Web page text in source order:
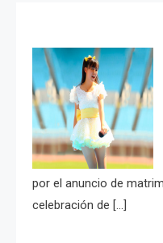
por el anuncio de
celebración de […]